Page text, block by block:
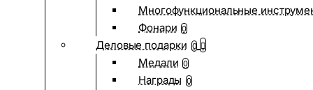
Многофункциональные
Фонари 0
Деловые подарки 0
Медали 0
Награды 0